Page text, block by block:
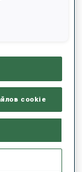
+56.5
35:50.0
cookie